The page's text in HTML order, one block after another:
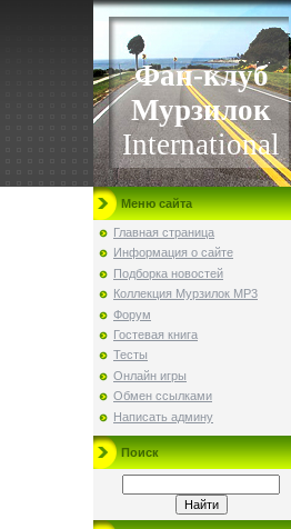
Фан-клуб
Мурзилок
International
Меню сайта
Главная страница
Информация о сайте
Подборка новостей
Коллекция Мурзилок MP3
Форум
Гостевая книга
Тесты
Онлайн игры
Обмен ссылками
Написать админу
Поиск